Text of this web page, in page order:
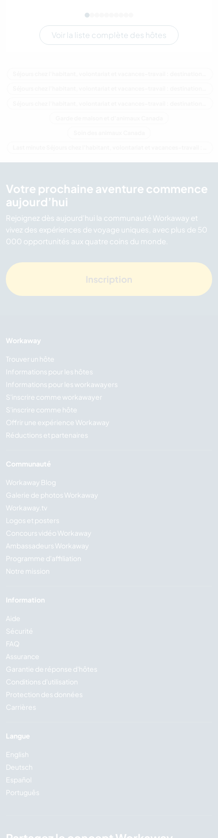
Voir la liste complète des hôtes
Votre prochaine aventure commence
aujourd’hui
Rejoignez dès aujourd’hui la communauté Workaway et
vivez des expériences de voyage uniques, avec plus de 50
000 opportunités aux quatre coins du monde.
Inscription
Workaway
Trouver un hôte
Informations pour les hôtes
Informations pour les workawayers
S'inscrire comme workawayer
S'inscrire comme hôte
Offrir une expérience Workaway
Réductions et partenaires
Communauté
Workaway Blog
Galerie de photos Workaway
Workaway.tv
Logos et posters
Concours vidéo Workaway
Ambassadeurs Workaway
Programme d'affiliation
Notre mission
Information
Aide
Sécurité
FAQ
Assurance
Garantie de réponse d'hôtes
Conditions d'utilisation
Protection des données
Carrières
Langue
English
Deutsch
Español
Português